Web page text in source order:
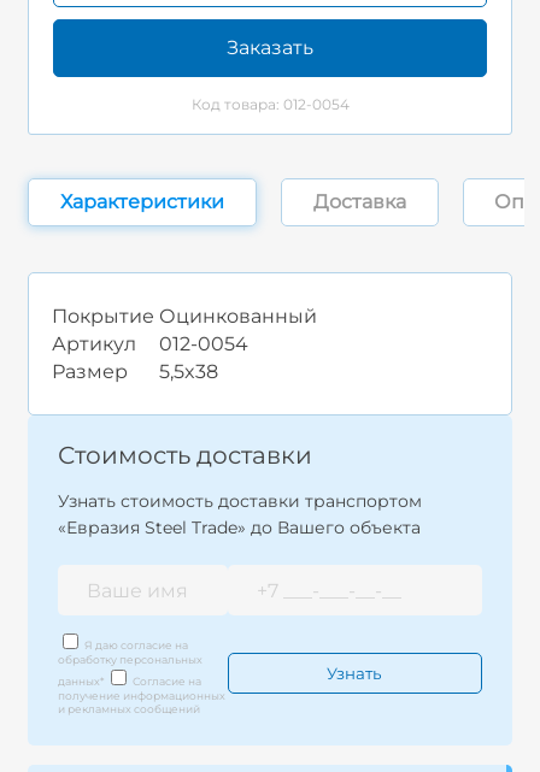
Заказать
Код товара: 012-0054
Характеристики Доставка
Покрытие Оцинкованный
Артикул
012-0054
Размер
5,5x38
Стоимость доставки
Узнать стоимость доставки транспортом
«Евразия Steel Trade» до Вашего объекта
Я даю согласие на
обработку персональных
данных*
Согласие на
получение информационных
и рекламных сообщений